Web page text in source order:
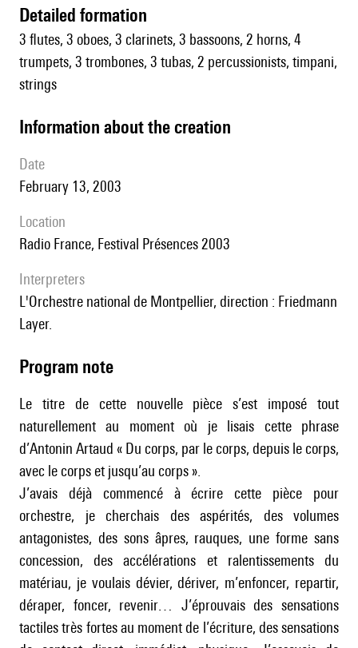
detailed formation
3 flutes, 3 oboes, 3 clarinets, 3 bassoons, 2 horns, 4
trumpets, 3 trombones, 3 tubas, 2 percussionists, timpani,
strings
information about the creation
date
February 13, 2003
location
Radio France, Festival Présences 2003
interpreters
l'Orchestre national de Montpellier, direction : Friedmann
Layer.
Program note
Le titre de cette nouvelle pièce s’est imposé tout
naturellement au moment où je lisais cette phrase
d’Antonin Artaud « Du corps, par le corps, depuis le corps,
avec le corps et jusqu’au corps ».
J’avais déjà commencé à écrire cette pièce pour
orchestre, je cherchais des aspérités, des volumes
antagonistes, des sons âpres, rauques, une forme sans
concession, des accélérations et ralentissements du
matériau, je voulais dévier, dériver, m’enfoncer, repartir,
déraper, foncer, revenir… J’éprouvais des sensations
tactiles très fortes au moment de l’écriture, des sensations